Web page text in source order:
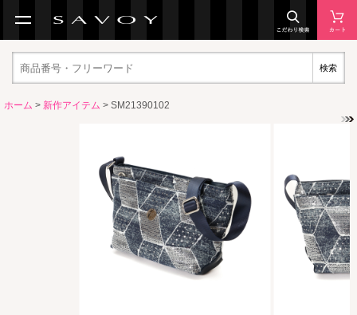
検索
ホーム > 新作アイテム > SM21390102